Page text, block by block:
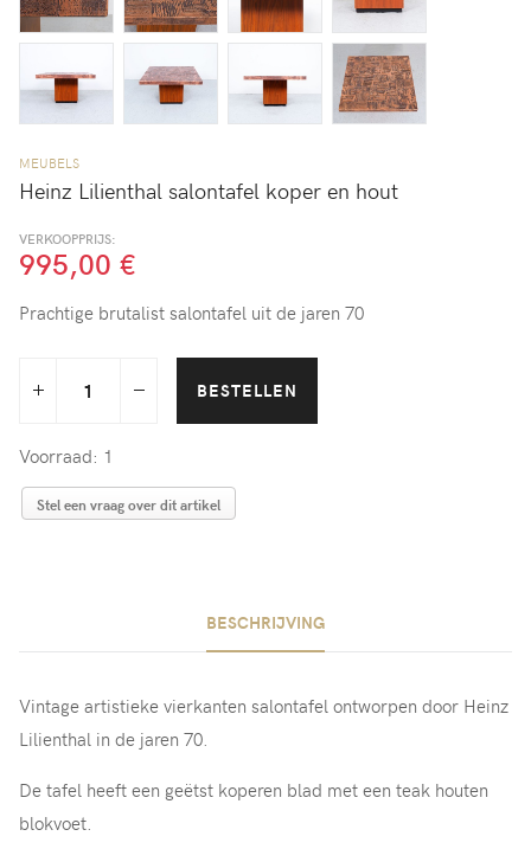
MEUBELS
Heinz Lilienthal salontafel koper en hout
VERKOOPPRIJS:
995,00 €
Prachtige brutalist salontafel uit de jaren 70
Voorraad: 1
Stel een vraag over dit artikel
BESCHRIJVING
Vintage artistieke vierkanten salontafel ontworpen door Heinz
Lilienthal in de jaren 70.
De tafel heeft een geëtst koperen blad met een teak houten
blokvoet.